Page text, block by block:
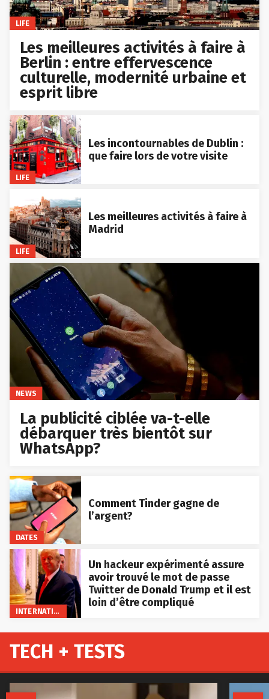
LIFE
Les meilleures activités à faire à
Berlin : entre effervescence
culturelle, modernité urbaine et
esprit libre
LIFE
Les incontournables de Dublin :
que faire lors de votre visite
LIFE
Les meilleures activités à faire à
Madrid
NEWS
La publicité ciblée va-t-elle
débarquer très bientôt sur
WhatsApp?
DATES
Comment Tinder gagne de
l’argent?
INTERNATIONAL
Un hackeur expérimenté assure
avoir trouvé le mot de passe
Twitter de Donald Trump et il est
loin d’être compliqué
TECH + TESTS